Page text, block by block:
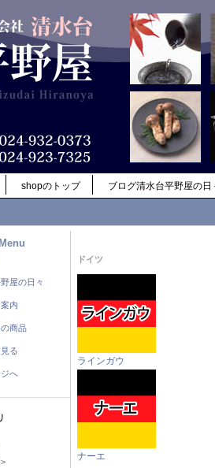
shopのトップ ブログ清水台平野屋の日
Menu
屋の日々
内
商品
る
へ
ドイツ
ラインガウ
ナーエ